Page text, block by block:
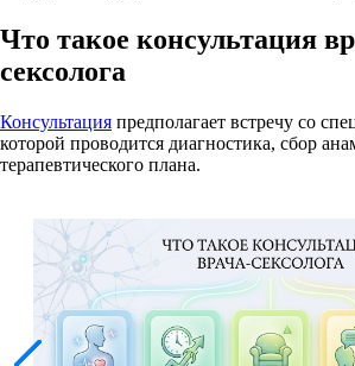
Что такое консультация
сексолога
Консультация предполагает встречу со
которой проводится диагностика, сбор
терапевтического плана.